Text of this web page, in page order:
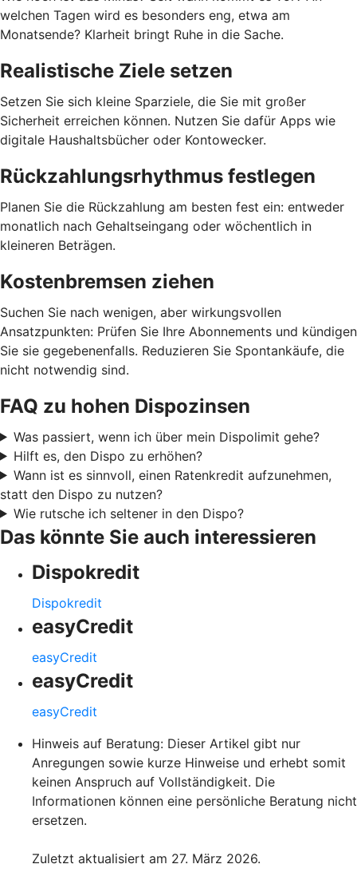
welchen Tagen wird es besonders eng, etwa am
Monatsende? Klarheit bringt Ruhe in die Sache.
Realistische Ziele setzen
Setzen Sie sich kleine Sparziele, die Sie mit großer
Sicherheit erreichen können. Nutzen Sie dafür Apps wie
digitale Haushaltsbücher oder Kontowecker.
Rückzahlungsrhythmus festlegen
Planen Sie die Rückzahlung am besten fest ein: entweder
monatlich nach Gehaltseingang oder wöchentlich in
kleineren Beträgen.
Kostenbremsen ziehen
Suchen Sie nach wenigen, aber wirkungsvollen
Ansatzpunkten: Prüfen Sie Ihre Abonnements und kündigen
Sie sie gegebenenfalls. Reduzieren Sie Spontankäufe, die
nicht notwendig sind.
FAQ zu hohen Dispozinsen
Was passiert, wenn ich über mein Dispolimit gehe?
Hilft es, den Dispo zu erhöhen?
Wann ist es sinnvoll, einen Ratenkredit aufzunehmen,
statt den Dispo zu nutzen?
Wie rutsche ich seltener in den Dispo?
Das könnte Sie auch interessieren
Dispokredit
Dispokredit
easyCredit
easyCredit
easyCredit
easyCredit
Hinweis auf Beratung: Dieser Artikel gibt nur
Anregungen sowie kurze Hinweise und erhebt somit
keinen Anspruch auf Vollständigkeit. Die
Informationen können eine persönliche Beratung nicht
ersetzen.
Zuletzt aktualisiert am 27. März 2026.